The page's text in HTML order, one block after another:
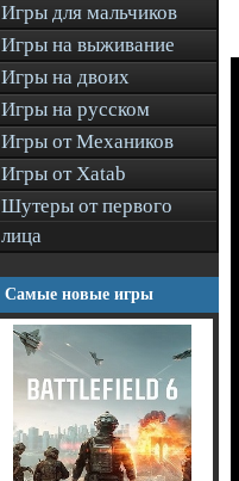
Игры для мальчиков
Игры на выживание
Игры на двоих
Игры на русском
Игры от Механиков
Игры от Xatab
Шутеры от первого
лица
Самые новые игры